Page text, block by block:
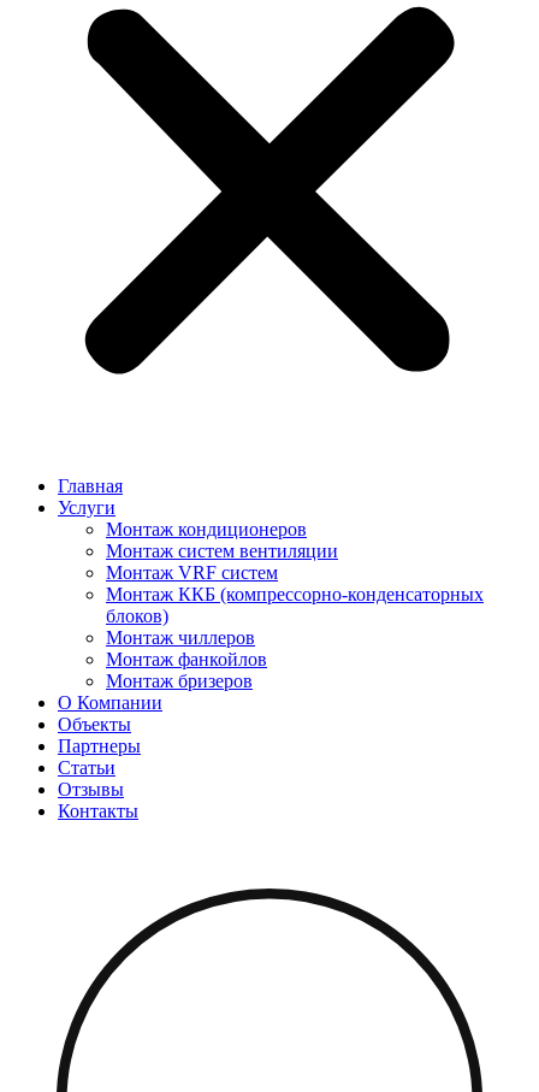
Главная
Услуги
Монтаж кондиционеров
Монтаж cистем вентиляции
Монтаж VRF систем
Монтаж ККБ (компрессорно-конденсаторных
блоков)
Монтаж чиллеров
Монтаж фанкойлов
Монтаж бризеров
О Компании
Объекты
Партнеры
Статьи
Отзывы
Контакты